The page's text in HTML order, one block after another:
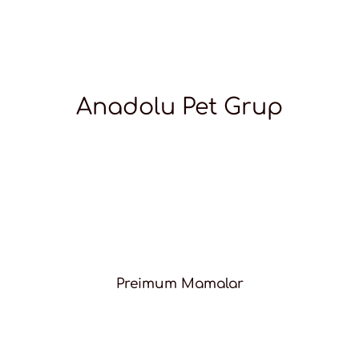
Anadolu Pet Grup
Preimum Mamalar